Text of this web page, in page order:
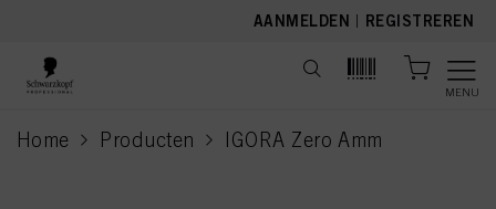
AANMELDEN | REGISTREREN
MENU
Home Producten IGORA Zero Amm
current page